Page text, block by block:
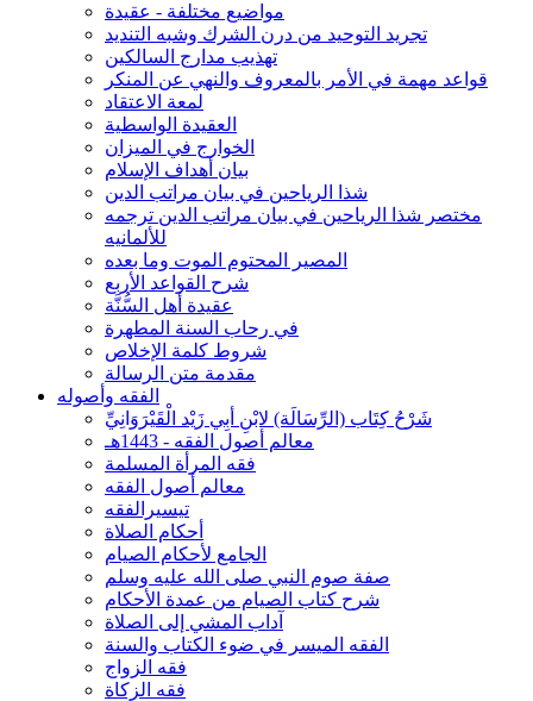
مواضيع مختلفة - عقيدة
تجريد التوحيد من درن الشرك وشبه التنديد
تهذيب مدارج السالكين
قواعد مهمة في الأمر بالمعروف والنهي عن المنكر
لمعة الاعتقاد
العقيدة الواسطية
الخوارج في الميزان
بيان أهداف الإسلام
شذا الرياحين في بيان مراتب الدين
مختصر شذا الرياحين في بيان مراتب الدين ترجمه
للألمانيه
المصير المحتوم الموت وما بعده
شرح القواعد الأربع
عقيدة أهل السُّنَّة
في رحاب السنة المطهرة
شروط كلمة الإخلاص
مقدمة متن الرسالة
الفقه وأصوله
شَرْحُ كِتَاب (الرِّسَالَة) لابْنِ أبِي زَيْد الْقَيْرَوَانِيِّ
معالم أصول الفقه - 1443هـ
فقه المرأة المسلمة
معالم أصول الفقه
تيسيرالفقه
أحكام الصلاة
الجامع لأحكام الصيام
صفة صوم النبي صلى الله عليه وسلم
شرح كتاب الصيام من عمدة الأحكام
آداب المشي إلى الصلاة
الفقه الميسر في ضوء الكتاب والسنة
فقه الزواج
فقه الزكاة